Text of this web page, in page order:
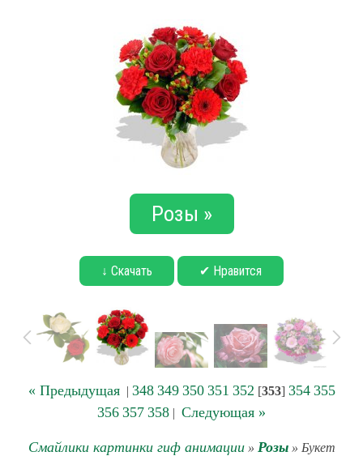
Розы »
↓ Скачать ✔ Нравится
« Предыдущая| 348 349 350 351 352 [353] 354 355
356 357 358 | Следующая »
Смайлики картинки гиф анимации» Розы» Букет